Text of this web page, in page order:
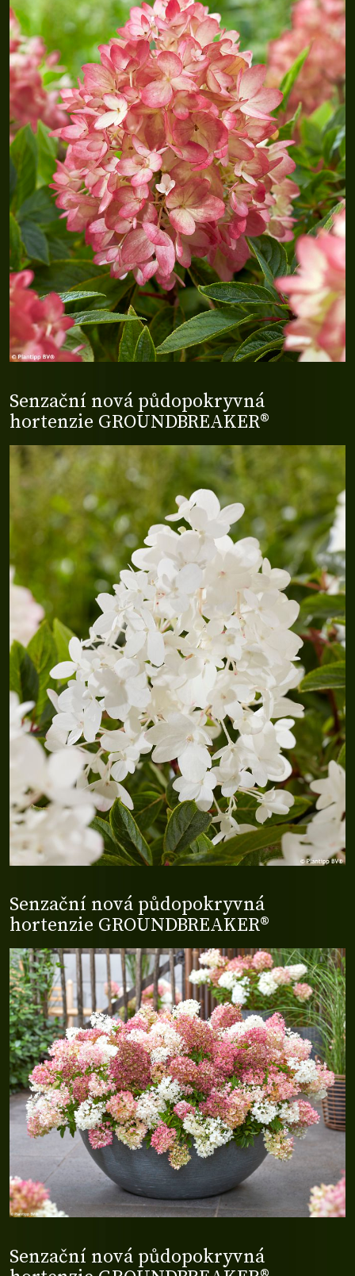
Senzační nová půdopokryvná
hortenzie GROUNDBREAKER®
Senzační nová půdopokryvná
hortenzie GROUNDBREAKER®
Senzační nová půdopokryvná